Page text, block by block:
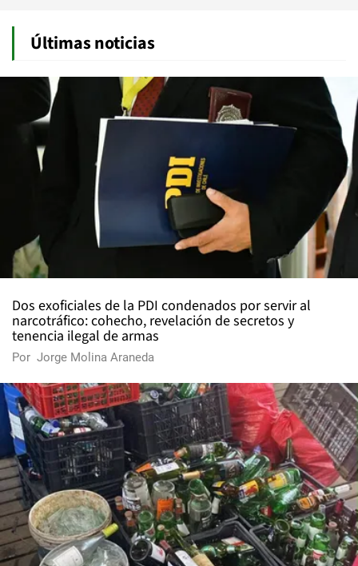
Últimas noticias
Dos exoficiales de la PDI condenados por servir al
narcotráfico: cohecho, revelación de secretos y
tenencia ilegal de armas
Por Jorge Molina Araneda